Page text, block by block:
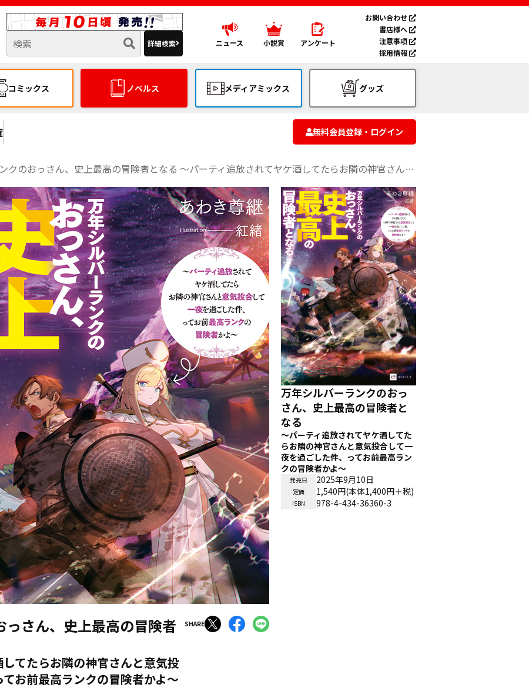
詳細検索 ニュース 小説賞 アンケート
お問い合わせ
書店様へ
注意事項
採用情報
コミックス ノベルス メディアミックス グッズ
無料会員登録・ログイン
ん、史上最高の冒険者となる ～パーティ追放されてヤケ酒してたらお隣の神官さんと意気投合して一夜を過ごした件、ってお前最高ランクの冒険者かよ～
さん、史上最高の冒険者
てたらお隣の神官さんと意気投
お前最高ランクの冒険者かよ～
SHARE
万年シルバーランクのおっ
さん、史上最高の冒険者と
なる
～パーティ追放されてヤケ酒してた
らお隣の神官さんと意気投合して一
夜を過ごした件、ってお前最高ラン
クの冒険者かよ～
発売日 2025年9月10日
定価 1,540円(本体1,400円＋税)
ISBN 978-4-434-36360-3